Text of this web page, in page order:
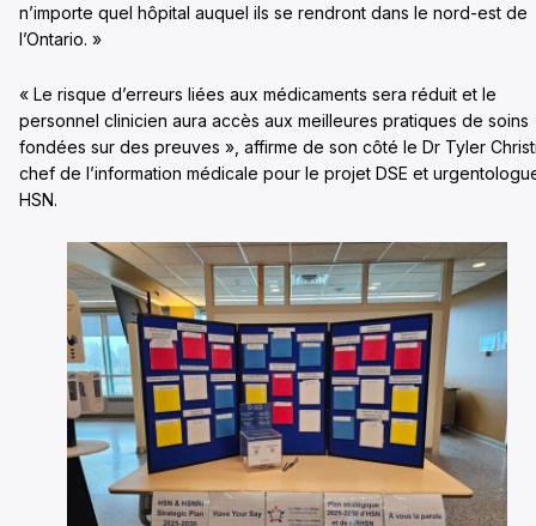
n’importe quel hôpital auquel ils se rendront dans le nord-est de
l’Ontario. »
« Le risque d’erreurs liées aux médicaments sera réduit et le
personnel clinicien aura accès aux meilleures pratiques de soins
fondées sur des preuves », affirme de son côté le Dr Tyler
chef de l’information médicale pour le projet DSE et
HSN.